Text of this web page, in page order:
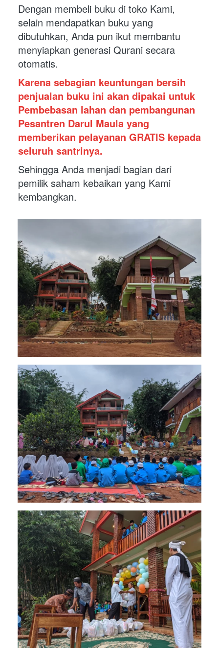
Dengan membeli buku di toko Kami,
selain mendapatkan buku yang
dibutuhkan, Anda pun ikut membantu
menyiapkan generasi Qurani secara
otomatis.
Karena sebagian keuntungan bersih
penjualan buku ini akan dipakai untuk
Pembebasan lahan dan pembangunan
Pesantren Darul Maula yang
memberikan pelayanan GRATIS kepada
seluruh santrinya.
Sehingga Anda menjadi bagian dari
pemilik saham kebaikan yang Kami
kembangkan.